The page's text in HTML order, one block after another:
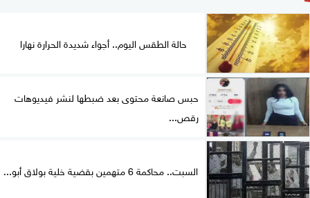
حالة الطقس اليوم.. أجواء شديدة الحرارة نهارا
حبس صانعة محتوى بعد ضبطها لنشر فيديوهات
رقص...
السبت.. محاكمة 6 متهمين بقضية خلية بولاق أبو...